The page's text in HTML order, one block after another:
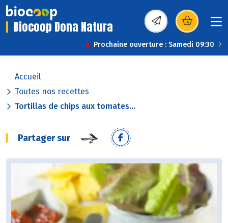
Biocoop Dona Natura (s’ouvre dans une
Prochaine ouverture : Samedi 09:30
Accueil
Toutes nos recettes
Tortillas de chips aux tomates...
Partager sur